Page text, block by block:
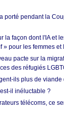
porté pendant la
la façon dont l'IA et
» pour les femmes et
pacte sur la
des réfugiés
ils plus de viande
il inéluctable ?
télécoms, ce